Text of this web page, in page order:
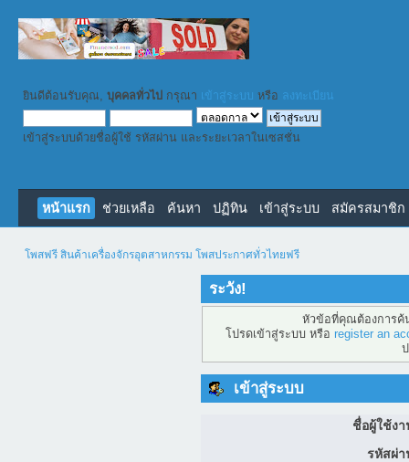
ยินดีต้อนรับคุณ, บุคคลทั่วไป กรุณา เข้าสู่ระบบ หรือ ลงทะเบียน
เข้าสู่ระบบด้วยชื่อผู้ใช้ รหัสผ่าน และระยะเวลาในเซสชั่น
หน้าแรก ช่วยเหลือ ค้นหา ปฏิทิน เข้าสู่ระบบ สมัครสมาชิก
โพสฟรี สินค้าเครื่องจักรอุตสาหกรรม โพสประกาศทั่วไทยฟรี
ระวัง!
หัวข้อที่คุณต้องการค้
โปรดเข้าสู่ระบบ หรือ register an
เข้าสู่ระบบ
ชื่อผู้ใช้ง
รหัสผ่